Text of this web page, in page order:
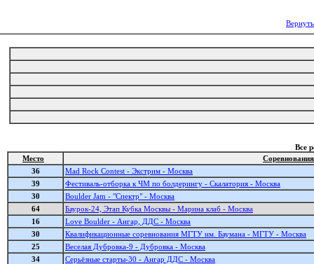
Все
Место
Соревнования
36
Mad Rock Contest - Экстрим - Москва
39
Фестиваль-отборка к ЧМ по болдерингу - Скалатория - Москва
30
Boulder Jam - "Спектр" - Москва
64
Баурок-24, Этап Кубка Москвы - Марина клаб - Москва
16
Love Boulder - Ангар, ДДС - Москва
30
Квалификационные соревнования МГТУ им. Баумана - МГТУ - Москва
25
Веселая Дубровка-9 - Дубровка - Москва
34
Серьёзные старты-30 - Ангар ДДС - Москва